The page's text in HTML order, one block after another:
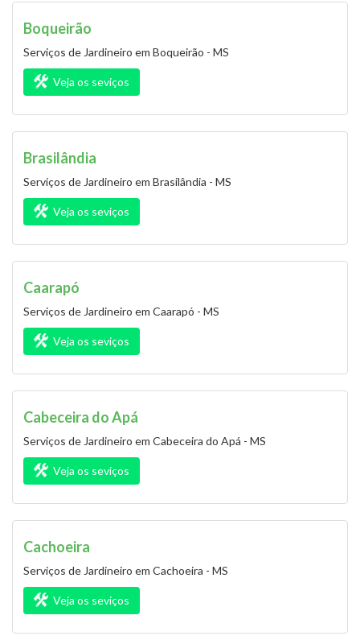
Boqueirão
Serviços de Jardineiro em Boqueirão - MS
Veja os seviços
Brasilândia
Serviços de Jardineiro em Brasilândia - MS
Veja os seviços
Caarapó
Serviços de Jardineiro em Caarapó - MS
Veja os seviços
Cabeceira do Apá
Serviços de Jardineiro em Cabeceira do Apá - MS
Veja os seviços
Cachoeira
Serviços de Jardineiro em Cachoeira - MS
Veja os seviços